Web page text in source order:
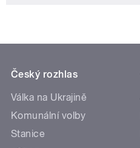
Český rozhlas
Válka na Ukrajině
Komunální volby
Stanice